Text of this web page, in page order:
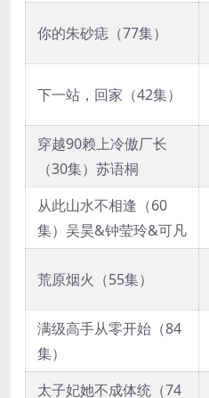
你的朱砂痣（77集）
下一站，回家（42集）
穿越90赖上冷傲厂长
（30集）苏语桐
从此山水不相逢（60
集）吴昊&钟莹玲&可凡
荒原烟火（55集）
满级高手从零开始（84
集）
太子妃她不成体统（74